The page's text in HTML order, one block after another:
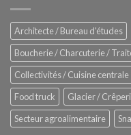
–
Architecte / Bureau d'études
Boucherie / Charcuterie /
Collectivités / Cuisine centrale
Food truck
Glacier /
Secteur agroalimentaire